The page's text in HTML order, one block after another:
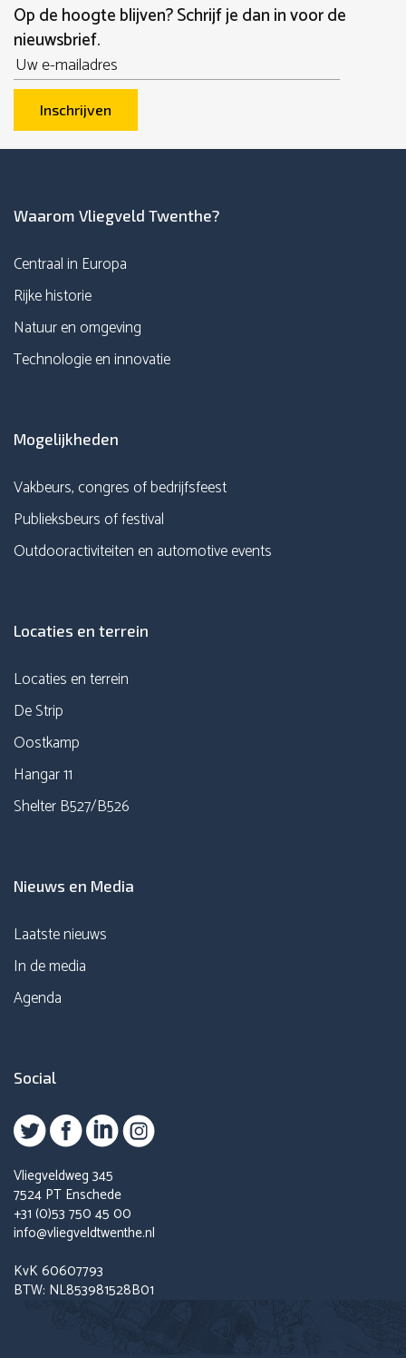
Op de hoogte blijven? Schrijf je dan in voor de
nieuwsbrief.
Email
Inschrijven
Waarom Vliegveld Twenthe?
Centraal in Europa
Rijke historie
Natuur en omgeving
Technologie en innovatie
Mogelijkheden
Vakbeurs, congres of bedrijfsfeest
Publieksbeurs of festival
Outdooractiviteiten en automotive events
Locaties en terrein
Locaties en terrein
De Strip
Oostkamp
Hangar 11
Shelter B527/B526
Nieuws en Media
Laatste nieuws
In de media
Agenda
Social
Vliegveldweg 345
7524 PT Enschede
+31 (0)53 750 45 00
info@vliegveldtwenthe.nl
KvK 60607793
BTW: NL853981528B01